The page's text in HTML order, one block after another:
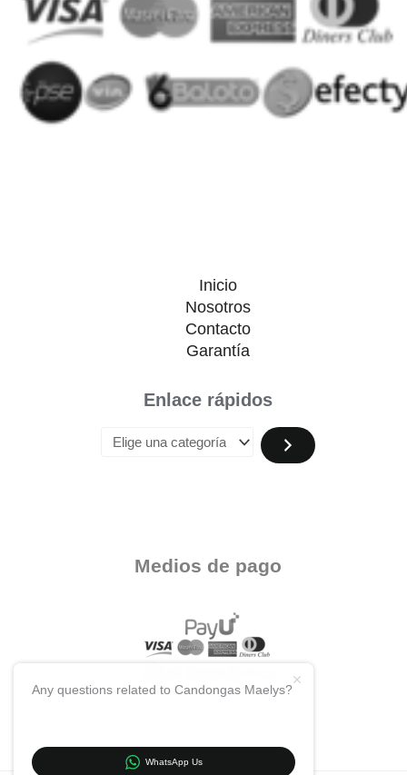
Inicio
Nosotros
Contacto
Garantía
Enlace rápidos
Medios de pago
Any questions related to Candongas Maelys?
WhatsApp Us